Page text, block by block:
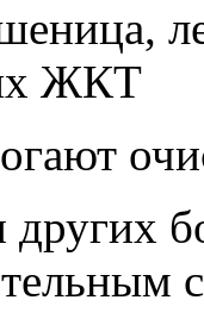
ЖКТ
других